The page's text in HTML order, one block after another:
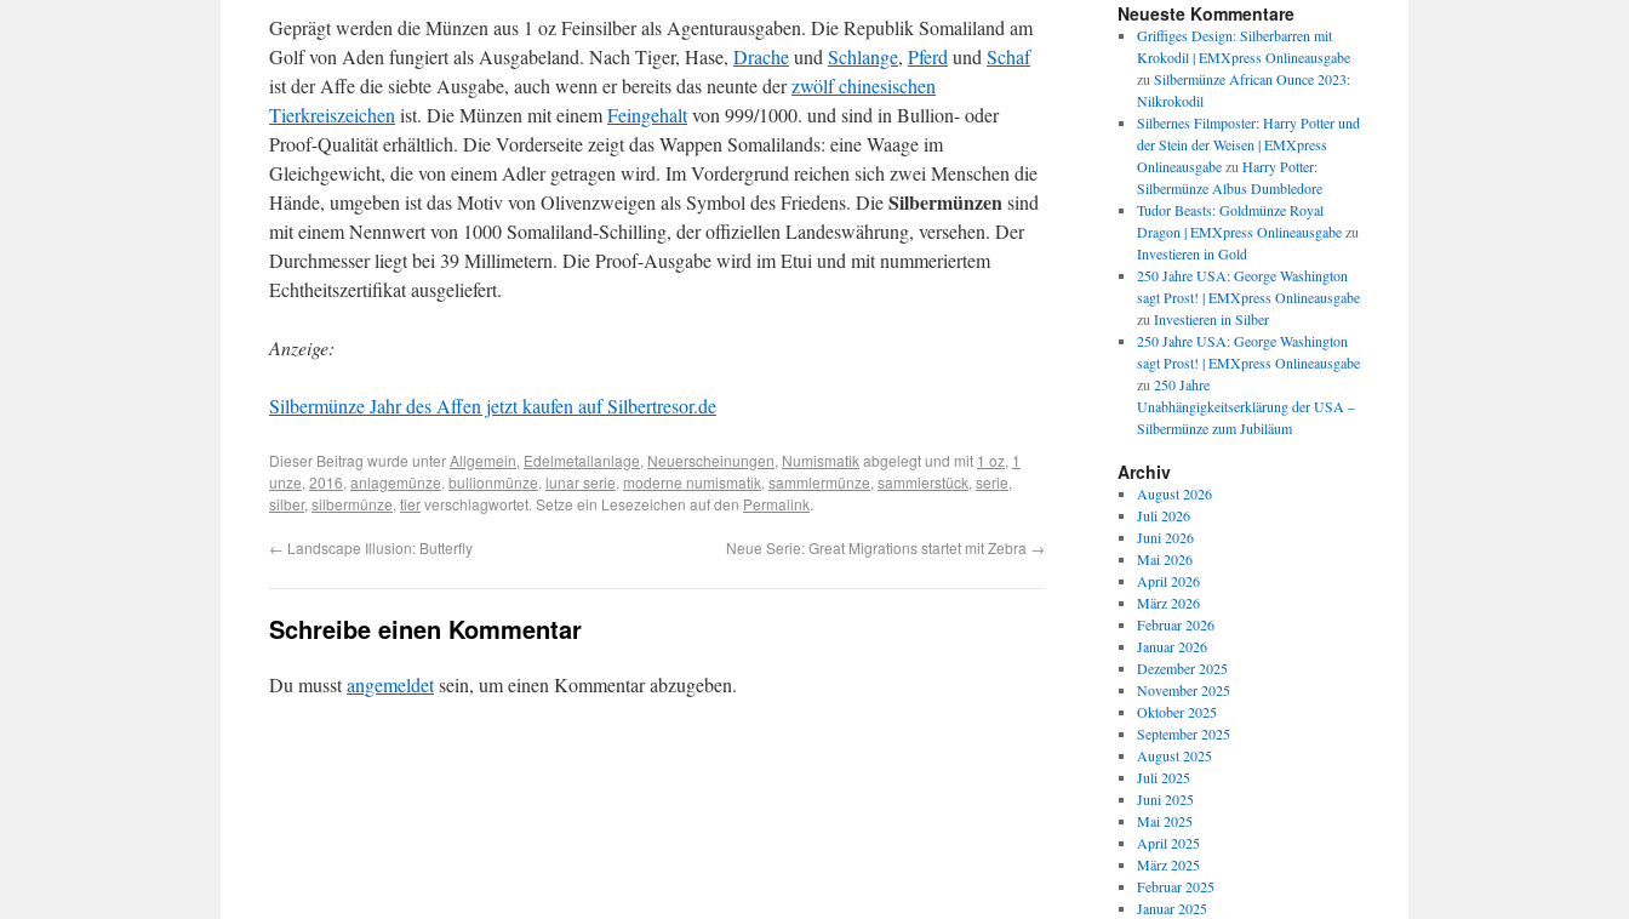
Geprägt werden die Münzen aus 1 oz Feinsilber als Agenturausgaben. Die Republik Somaliland am
Golf von Aden fungiert als Ausgabeland. Nach Tiger, Hase, Dracheund Schlange, Pferd und Schaf
ist der Affe die siebte Ausgabe, auch wenn er bereits das neunte derzwölf chinesischen
Tierkreiszeichen ist. Die Münzen mit einemFeingehaltvon 999/1000. und sind in Bullion- oder
Proof-Qualität erhältlich. Die Vorderseite zeigt das Wappen Somalilands: eine Waage im
Gleichgewicht, die von einem Adler getragen wird. Im Vordergrund reichen sich zwei Menschen die
Hände, umgeben ist das Motiv von Olivenzweigen als Symbol des Friedens. DieSilbermünzensind
mit einem Nennwert von 1000 Somaliland-Schilling, der offiziellen Landeswährung, versehen. Der
Durchmesser liegt bei 39 Millimetern. Die Proof-Ausgabe wird im Etui und mit nummeriertem
Echtheitszertifikat ausgeliefert.
Anzeige:
Silbermünze Jahr des Affen jetzt kaufen auf Silbertresor.de
Dieser Beitrag wurde unterAllgemein, Edelmetallanlage, Neuerscheinungen, Numismatikabgelegt und mit 1 oz, 1
unze, 2016, anlagemünze, bullionmünze, lunar serie, moderne numismatik, sammlermünze, sammlerstück, serie,
silber, silbermünze, tierverschlagwortet. Setze ein Lesezeichen auf den Permalink.
← Landscape Illusion: Butterfly Neue Serie: Great Migrations startet mit Zebra →
Schreibe einen Kommentar
Du musstangemeldetsein, um einen Kommentar abzugeben.
Neueste Kommentare
Griffiges Design: Silberbarren mit
Krokodil | EMXpress Onlineausgabe
zu Silbermünze African Ounce 2023:
Nilkrokodil
Silbernes Filmposter: Harry Potter und
der Stein der Weisen | EMXpress
Onlineausgabezu Harry Potter:
Silbermünze Albus Dumbledore
Tudor Beasts: Goldmünze Royal
Dragon | EMXpress Onlineausgabezu
Investieren in Gold
250 Jahre USA: George Washington
sagt Prost! | EMXpress Onlineausgabe
zu Investieren in Silber
250 Jahre USA: George Washington
sagt Prost! | EMXpress Onlineausgabe
zu 250 Jahre
Unabhängigkeitserklärung der USA –
Silbermünze zum Jubiläum
Archiv
August 2026
Juli 2026
Juni 2026
Mai 2026
April 2026
März 2026
Februar 2026
Januar 2026
Dezember 2025
November 2025
Oktober 2025
September 2025
August 2025
Juli 2025
Juni 2025
Mai 2025
April 2025
März 2025
Februar 2025
Januar 2025